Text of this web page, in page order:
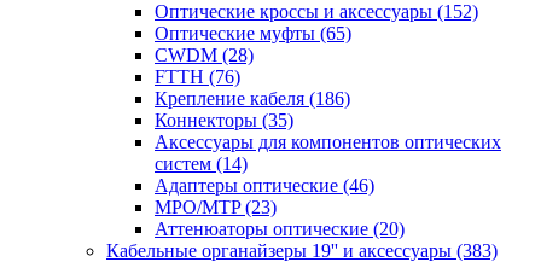
Оптические кроссы и аксессуары (152)
Оптические муфты (65)
CWDM (28)
FTTH (76)
Крепление кабеля (186)
Коннекторы (35)
Аксессуары для компонентов оптических
систем (14)
Адаптеры оптические (46)
MPO/MTP(23)
Аттенюаторы оптические (20)
Кабельные органайзеры 19'' и аксессуары (383)